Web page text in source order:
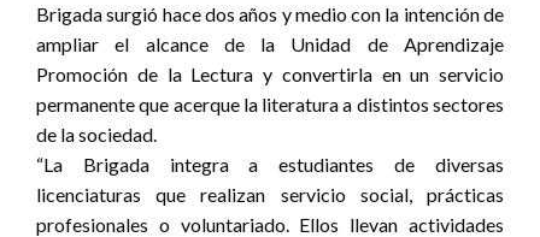
Brigada surgió hace dos años y medio con la intención de
ampliar el alcance de la Unidad de Aprendizaje
Promoción de la Lectura y convertirla en un servicio
permanente que acerque la literatura a distintos sectores
de la sociedad.
“La Brigada integra a estudiantes de diversas
licenciaturas que realizan servicio social, prácticas
profesionales o voluntariado. Ellos llevan actividades